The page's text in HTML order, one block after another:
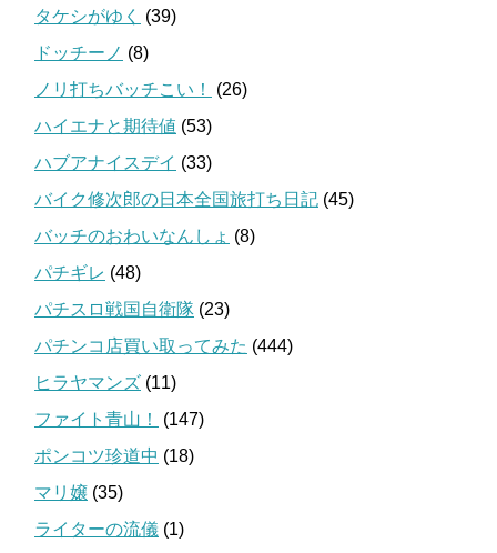
タケシがゆく
(39)
ドッチーノ (8)
ノリ打ちバッチこい！
(26)
ハイエナと期待値 (53)
ハブアナイスデイ (33)
バイク修次郎の日本全国旅打ち日記 (45)
バッチのおわいなんしょ (8)
パチギレ (48)
パチスロ戦国自衛隊 (23)
パチンコ店買い取ってみた (444)
ヒラヤマンズ (11)
ファイト青山！
(147)
ポンコツ珍道中 (18)
マリ嬢 (35)
ライターの流儀 (1)